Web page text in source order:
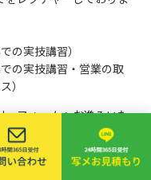
の実技講習）
の実技講習・営業の取
）
ーフォームへお進みいた
せください。
ムへ